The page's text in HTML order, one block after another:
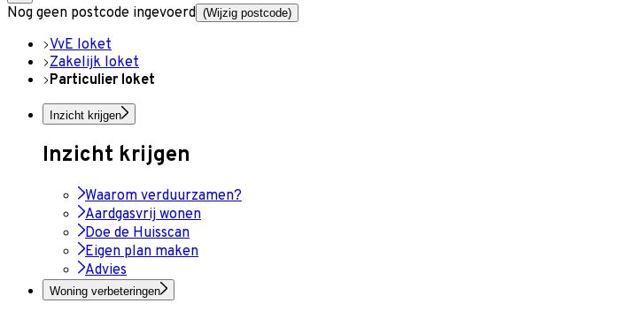
Nog geen postcode ingevoerd (Wijzig postcode)
VvE loket
Zakelijk loket
Particulier loket
Inzicht krijgen
Inzicht krijgen
Waarom verduurzamen?
Aardgasvrij wonen
Doe de Huisscan
Eigen plan maken
Advies
Woning verbeteringen